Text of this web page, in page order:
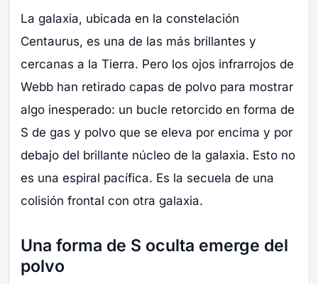
La galaxia, ubicada en la constelación
Centaurus, es una de las más brillantes y
cercanas a la Tierra. Pero los ojos infrarrojos de
Webb han retirado capas de polvo para mostrar
algo inesperado: un bucle retorcido en forma de
S de gas y polvo que se eleva por encima y por
debajo del brillante núcleo de la galaxia. Esto no
es una espiral pacífica. Es la secuela de una
colisión frontal con otra galaxia.
Una forma de S oculta emerge del
polvo